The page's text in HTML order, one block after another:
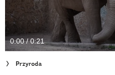
Newsletter
Cuda Polski
Wielki Konkurs Fotograficzny
0:00 / 0:21
Przyroda